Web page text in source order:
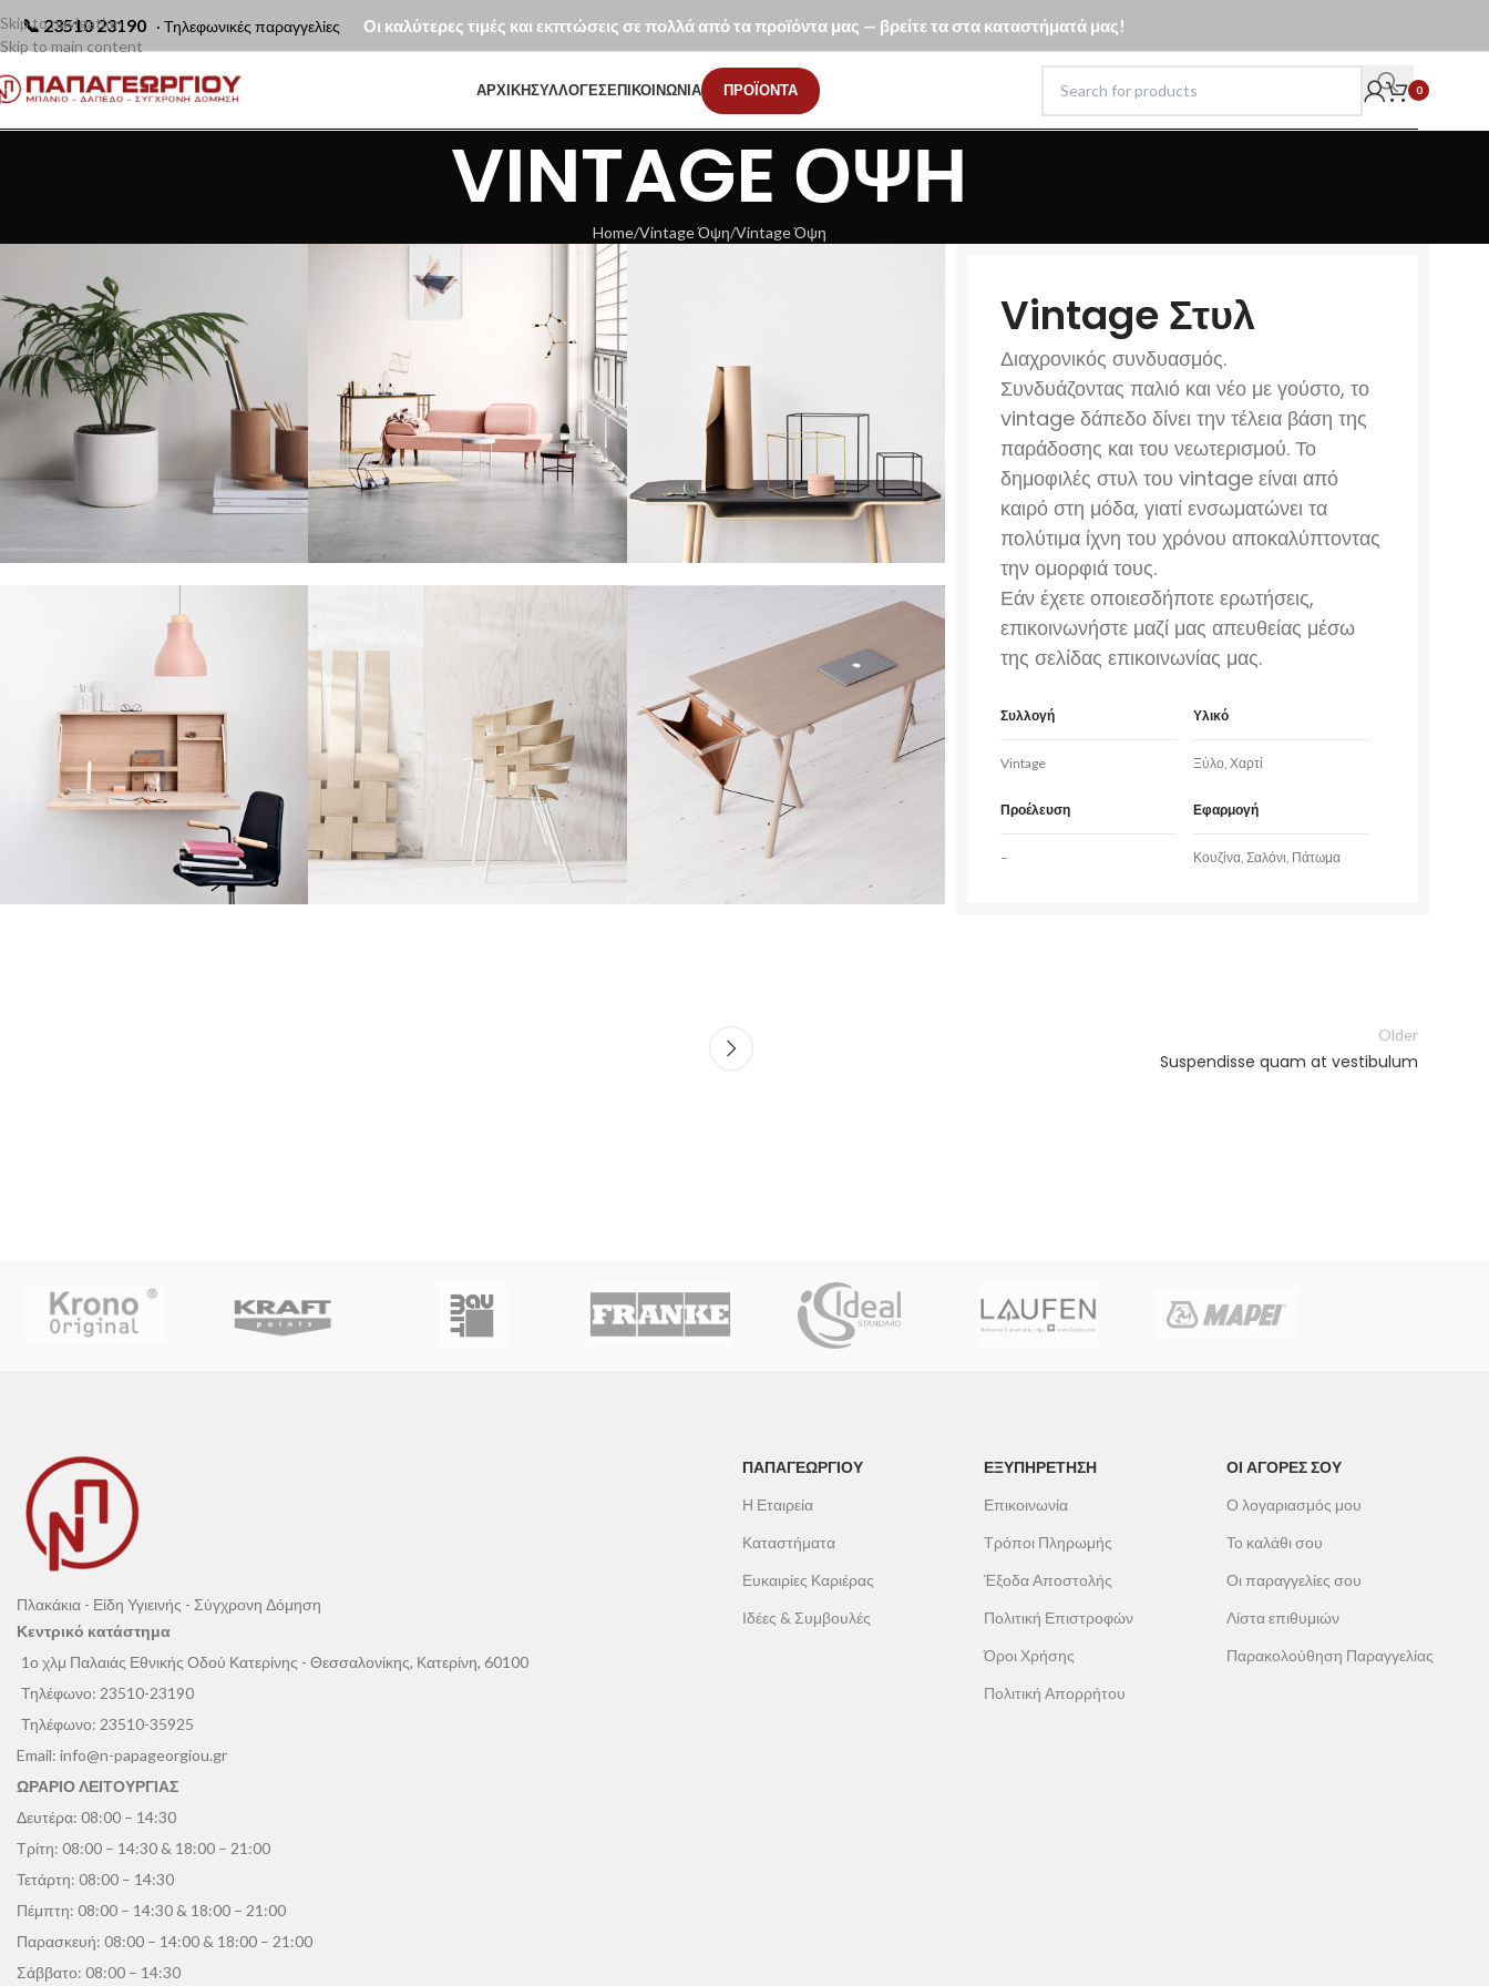
📞 23510 23190 · Τηλεφωνικές παραγγελίες Οι καλύτερες τιμές και εκπτώσεις σε πολλά από τα προϊόντα μας — βρείτε τα στα καταστήματά μας!
Skip to navigation
Skip to main content
ΑΡΧΙΚΗΣΥΛΛΟΓΕΣΕΠΙΚΟΙΝΩΝΙΑ ΠΡΟΪΟΝΤΑ 0
VINTAGE ΌΨΗ
Home Vintage Όψη Vintage Όψη
Vintage Στυλ
Διαχρονικός συνδυασμός.
Συνδυάζοντας παλιό και νέο με γούστο, το
vintage δάπεδο δίνει την τέλεια βάση της
παράδοσης και του νεωτερισμού. Το
δημοφιλές στυλ του vintage είναι από
καιρό στη μόδα, γιατί ενσωματώνει τα
πολύτιμα ίχνη του χρόνου αποκαλύπτοντας
την ομορφιά τους.
Εάν έχετε οποιεσδήποτε ερωτήσεις,
επικοινωνήστε μαζί μας απευθείας μέσω
τηςσελίδας επικοινωνίας μας.
Συλλογή
Vintage
Προέλευση
–
Υλικό
Ξύλο, Χαρτί
Εφαρμογή
Κουζίνα, Σαλόνι, Πάτωμα
Older
Suspendisse quam at vestibulum
Πλακάκια - Είδη Υγιεινής - Σύγχρονη Δόμηση
Κεντρικό κατάστημα
1ο χλμ Παλαιάς Εθνικής Οδού Κατερίνης - Θεσσαλονίκης, Κατερίνη, 60100
Τηλέφωνο: 23510-23190
Τηλέφωνο: 23510-35925
Email: info@n-papageorgiou.gr
ΩΡΑΡΙΟ ΛΕΙΤΟΥΡΓΙΑΣ
Δευτέρα: 08:00 – 14:30
Τρίτη: 08:00 – 14:30 & 18:00 – 21:00
Τετάρτη: 08:00 – 14:30
Πέμπτη: 08:00 – 14:30 & 18:00 – 21:00
Παρασκευή: 08:00 – 14:00 & 18:00 – 21:00
Σάββατο: 08:00 – 14:30
ΠΑΠΑΓΕΩΡΓΊΟΥ
Η Εταιρεία
Καταστήματα
Ευκαιρίες Καριέρας
Ιδέες & Συμβουλές
ΕΞΥΠΗΡΕΤΗΣΗ
Επικοινωνία
Τρόποι Πληρωμής
Έξοδα Αποστολής
Πολιτική Επιστροφών
Όροι Χρήσης
Πολιτική Απορρήτου
ΟΙ ΑΓΟΡΕΣ ΣΟΥ
Ο λογαριασμός μου
Το καλάθι σου
Οι παραγγελίες σου
Λίστα επιθυμιών
Παρακολούθηση Παραγγελίας